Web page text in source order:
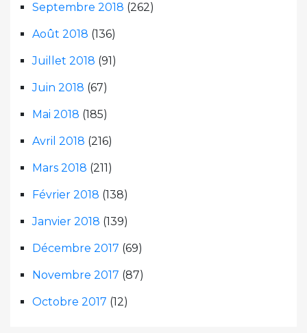
Septembre 2018 (262)
Août 2018 (136)
Juillet 2018 (91)
Juin 2018 (67)
Mai 2018 (185)
Avril 2018 (216)
Mars 2018 (211)
Février 2018 (138)
Janvier 2018 (139)
Décembre 2017 (69)
Novembre 2017 (87)
Octobre 2017 (12)